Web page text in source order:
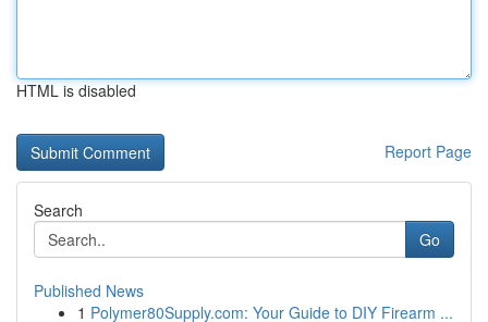
HTML is disabled
Report Page
Search
Go
Published News
1 Polymer80Supply.com: Your Guide to DIY Firearm ...